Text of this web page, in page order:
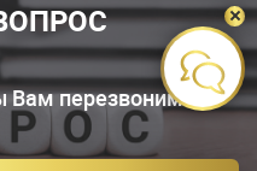
Вам перезвоним!